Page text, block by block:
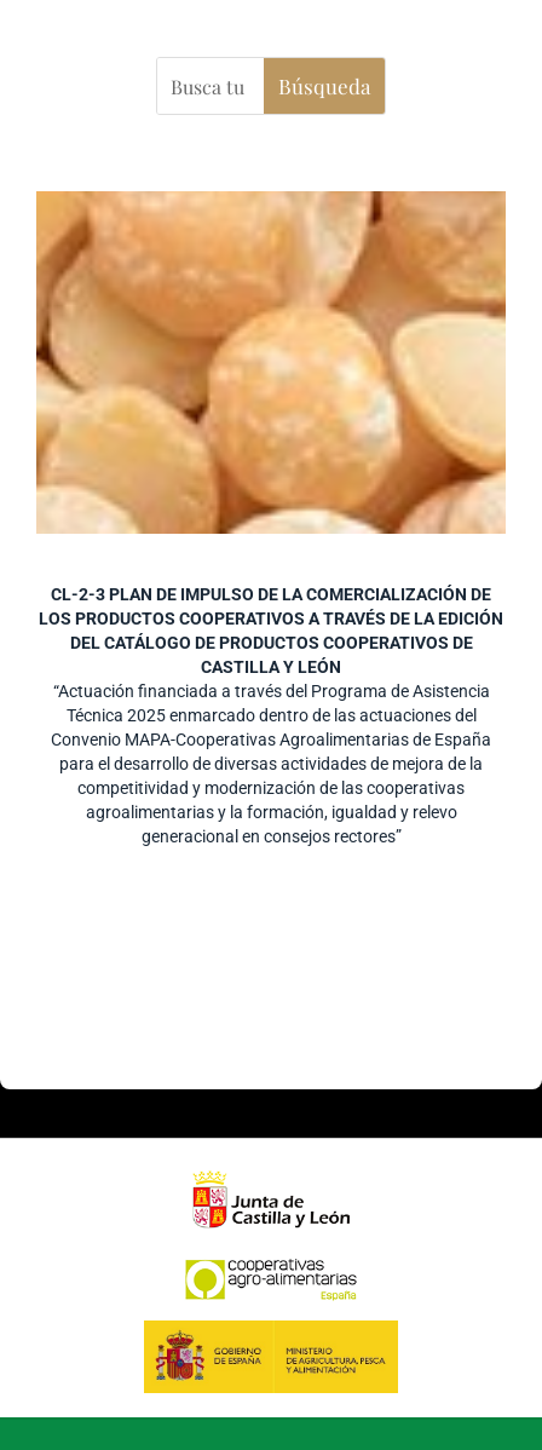
CL-2-3 PLAN DE IMPULSO DE LA COMERCIALIZACIÓN DE
LOS PRODUCTOS COOPERATIVOS A TRAVÉS DE LA EDICIÓN
DEL CATÁLOGO DE PRODUCTOS COOPERATIVOS DE
CASTILLA Y LEÓN
“Actuación financiada a través del Programa de Asistencia
Técnica 2025 enmarcado dentro de las actuaciones del
Convenio MAPA-Cooperativas Agroalimentarias de España
para el desarrollo de diversas actividades de mejora de la
competitividad y modernización de las cooperativas
agroalimentarias y la formación, igualdad y relevo
generacional en consejos rectores”